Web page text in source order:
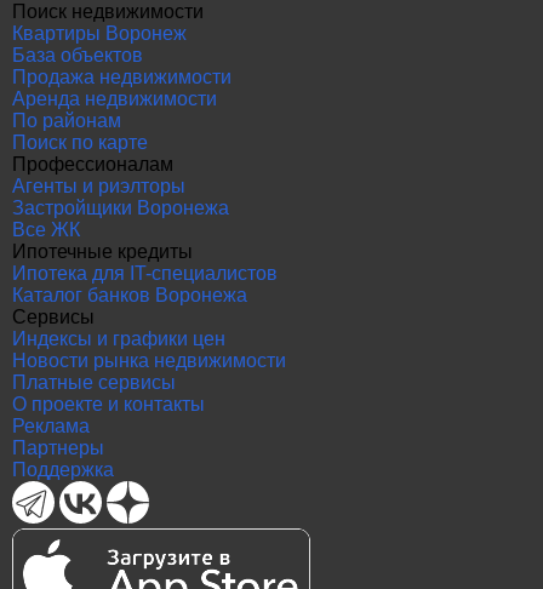
Поиск недвижимости
Квартиры Воронеж
База объектов
Продажа недвижимости
Аренда недвижимости
По районам
Поиск по карте
Профессионалам
Агенты и риэлторы
Застройщики Воронежа
Все ЖК
Ипотечные кредиты
Ипотека для IT-специалистов
Каталог банков Воронежа
Сервисы
Индексы и графики цен
Новости рынка недвижимости
Платные сервисы
О проекте и контакты
Реклама
Партнеры
Поддержка